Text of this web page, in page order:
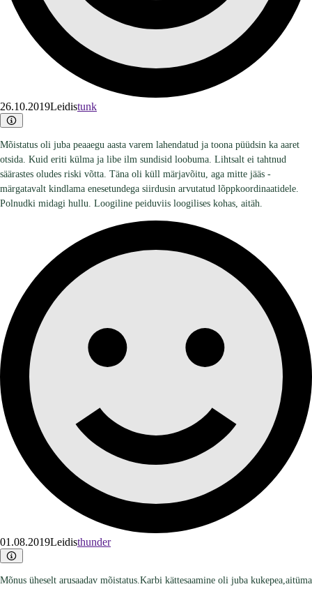
26.10.2019Leidistunk
Mõistatus oli juba peaaegu aasta varem lahendatud ja toona püüdsin ka aaret
otsida. Kuid eriti külma ja libe ilm sundisid loobuma. Lihtsalt ei tahtnud
säärastes oludes riski võtta. Täna oli küll märjavõitu, aga mitte jääs -
märgatavalt kindlama enesetundega siirdusin arvutatud lõppkoordinaatidele.
Polnudki midagi hullu. Loogiline peiduviis loogilises kohas, aitäh.
01.08.2019Leidisthunder
Mõnus üheselt arusaadav mõistatus.Karbi kättesaamine oli juba kukepea,aitüma